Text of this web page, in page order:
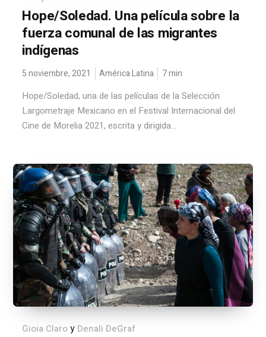
Hope/Soledad. Una película sobre la
fuerza comunal de las migrantes
indígenas
5 noviembre, 2021 América Latina 7min
Hope/Soledad, una de las películas de la Selección
Largometraje Mexicano en el Festival Internacional del
Cine de Morelia 2021, escrita y dirigida...
Gioia Claroy Denali DeGraf